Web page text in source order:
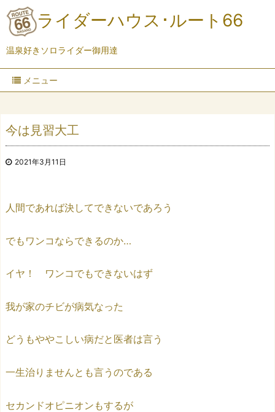
ライダーハウス･ルート66
温泉好きソロライダー御用達
メニュー
今は見習大工
2021年3月11日
人間であれば決してできないであろう
でもワンコならできるのか…
イヤ！ ワンコでもできないはず
我が家のチビが病気なった
どうもややこしい病だと医者は言う
一生治りませんとも言うのである
セカンドオピニオンもするが